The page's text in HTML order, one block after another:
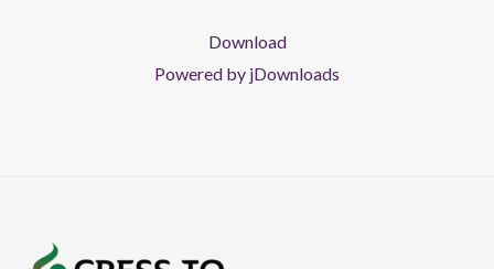
Download
Powered by jDownloads